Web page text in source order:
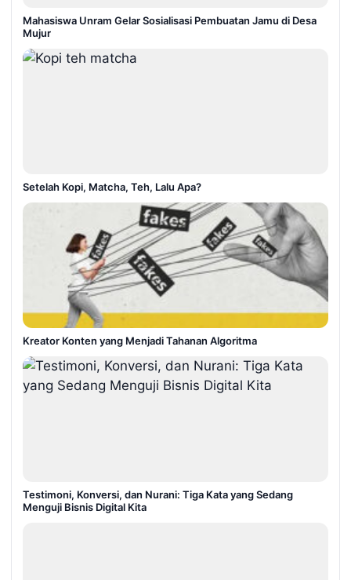
Mahasiswa Unram Gelar Sosialisasi Pembuatan Jamu di Desa
Mujur
Setelah Kopi, Matcha, Teh, Lalu Apa?
Kreator Konten yang Menjadi Tahanan Algoritma
Testimoni, Konversi, dan Nurani: Tiga Kata yang Sedang
Menguji Bisnis Digital Kita